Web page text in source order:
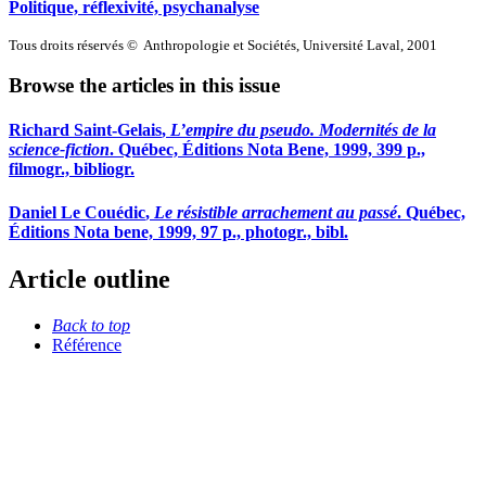
Politique, réflexivité, psychanalyse
Tous droits réservés © Anthropologie et Sociétés, Université Laval, 2001
Browse the articles in this issue
Richard Saint-Gelais, L’empire du pseudo. Modernités de la
science-fiction. Québec, Éditions Nota Bene, 1999, 399 p.,
filmogr., bibliogr.
Daniel Le Couédic, Le résistible arrachement au passé. Québec,
Éditions Nota bene, 1999, 97 p., photogr., bibl.
Article outline
Back to top
Référence